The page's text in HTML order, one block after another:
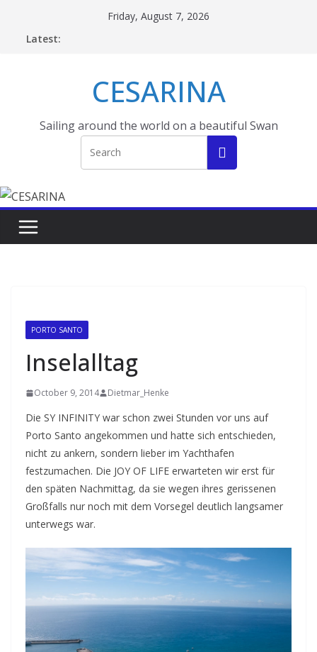
Friday, August 7, 2026
Latest:
CESARINA
Sailing around the world on a beautiful Swan
PORTO SANTO
Inselalltag
October 9, 2014 Dietmar_Henke
Die SY INFINITY war schon zwei Stunden vor uns auf
Porto Santo angekommen und hatte sich entschieden,
nicht zu ankern, sondern lieber im Yachthafen
festzumachen. Die JOY OF LIFE erwarteten wir erst für
den späten Nachmittag, da sie wegen ihres gerissenen
Großfalls nur noch mit dem Vorsegel deutlich langsamer
unterwegs war.